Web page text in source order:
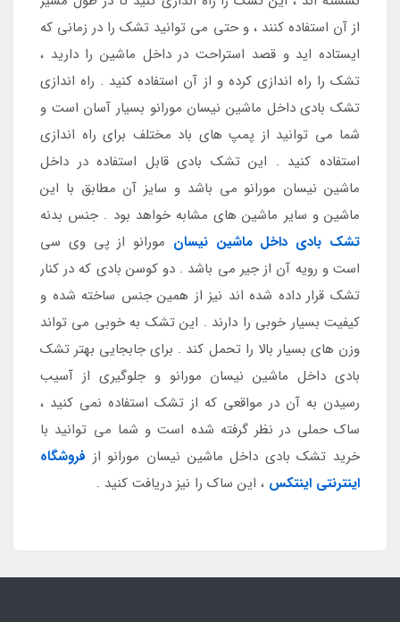
از آن استفاده کنند ، و حتی می توانید تشک را در زمانی که
ایستاده اید و قصد استراحت در داخل ماشین را دارید ،
تشک را راه اندازی کرده و از آن استفاده کنید . راه اندازی
تشک بادی داخل ماشین نیسان مورانو بسیار آسان است و
شما می توانید از پمپ های باد مختلف برای راه اندازی
استفاده کنید . این تشک بادی قابل استفاده در داخل
ماشین نیسان مورانو می باشد و سایز آن مطابق با این
ماشین و سایر ماشین های مشابه خواهد بود . جنس بدنه
تشک بادی داخل ماشین نیسان مورانو از پی وی سی
است و رویه آن از جیر می باشد . دو کوسن بادی که در کنار
تشک قرار داده شده اند نیز از همین جنس ساخته شده و
کیفیت بسیار خوبی را دارند . این تشک به خوبی می تواند
وزن های بسیار بالا را تحمل کند . برای جابجایی بهتر تشک
بادی داخل ماشین نیسان مورانو و جلوگیری از آسیب
رسیدن به آن در مواقعی که از تشک استفاده نمی کنید ،
ساک حملی در نظر گرفته شده است و شما می توانید با
خرید تشک بادی داخل ماشین نیسان مورانو از فروشگاه
اینترنتی اینتکس ، این ساک را نیز دریافت کنید .